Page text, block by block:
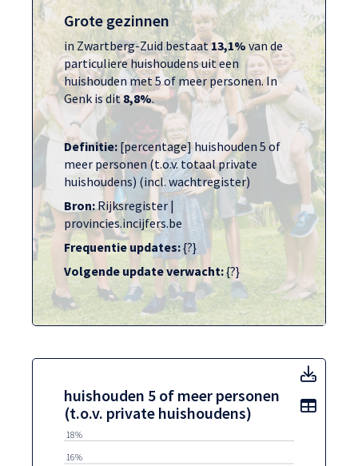
Grote gezinnen
in Zwartberg-Zuid bestaat13,1% van de
particuliere huishoudens uit een
huishouden met 5 of meer personen. In
Genk is dit8,8%.
Definitie: [percentage] huishouden 5 of
meer personen (t.o.v. totaal private
huishoudens) (incl. wachtregister)
Bron:Rijksregister |
provincies.incijfers.be
Frequentie updates:{?}
Volgende update verwacht:{?}
huishouden 5 of meer personen
(t.o.v. private huishoudens)
16%
18%
Toon